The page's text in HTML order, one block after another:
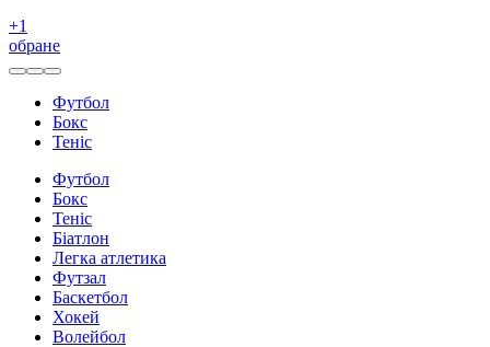
+1
обране
Футбол
Бокс
Теніс
Футбол
Бокс
Теніс
Біатлон
Легка атлетика
Футзал
Баскетбол
Хокей
Волейбол